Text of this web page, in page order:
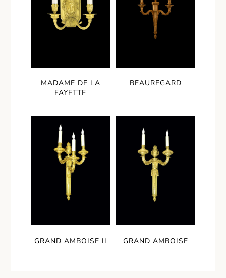
MADAME DE LA
FAYETTE
BEAUREGARD
GRAND AMBOISE II GRAND AMBOISE